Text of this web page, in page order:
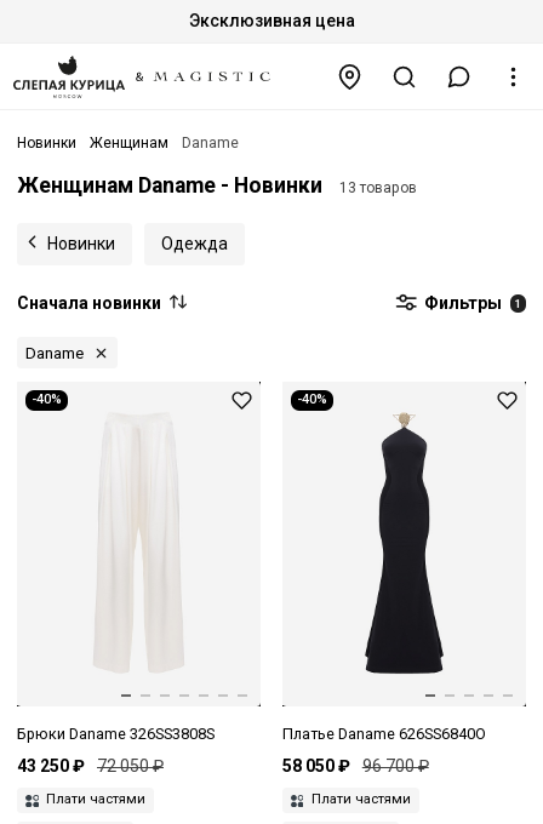
Эксклюзивная цена
Новинки Женщинам Daname
Женщинам Daname - Новинки 13 товаров
Новинки Одежда
Сначала новинки Фильтры 1
Daname
-40%
Брюки Daname 326SS3808S
43 250 ₽ 72 050 ₽
Плати частями
-40%
Платье Daname 626SS6840O
58 050 ₽ 96 700 ₽
Плати частями